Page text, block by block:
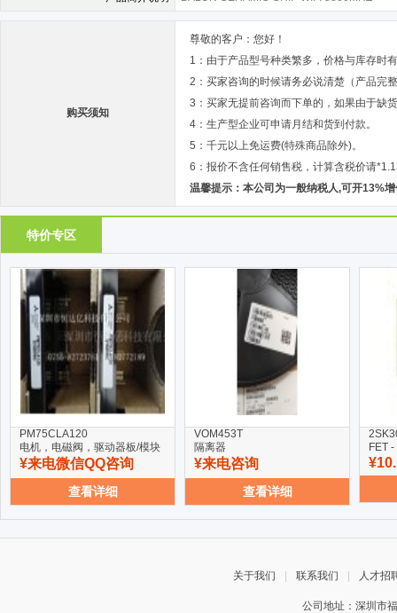
购买须知
尊敬的客户：您好！
1：由于产品型号种类繁多，价格与库存时
2：买家咨询的时候请务必说清楚（产品完
3：买家无提前咨询而下单的，如果由于缺
4：生产型企业可申请月结和货到付款。
5：千元以上免运费(特殊商品除外)。
6：报价不含任何销售税，计算含税价请
温馨提示：本公司为一般纳税人,可开13%
特价专区
PM75CLA120
电机，电磁阀，驱动器板/模块
¥来电微信QQ咨询
查看详细
VOM453T
隔离器
¥来电咨询
查看详细
FET -
关于我们 联系我们 人才招
公司地址：深圳市